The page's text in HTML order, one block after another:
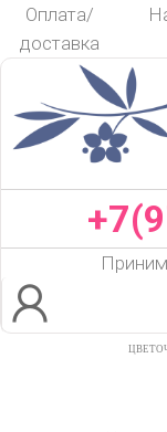
Skip
content
Оплата/
доставка